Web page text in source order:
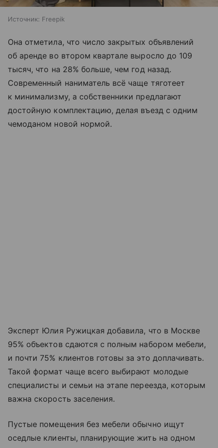
Источник: Freepik
Она отметила, что число закрытых объявлений
об аренде во втором квартале выросло до 109
тысяч, что на 28% больше, чем год назад.
Современный наниматель всё чаще тяготеет
к минимализму, а собственники предлагают
достойную комплектацию, делая въезд с одним
чемоданом новой нормой.
Эксперт Юлия Ружицкая добавила, что в Москве
95% объектов сдаются с полным набором мебели,
и почти 75% клиентов готовы за это доплачивать.
Такой формат чаще всего выбирают молодые
специалисты и семьи на этапе переезда, которым
важна скорость заселения.
Пустые помещения без мебели обычно ищут
оседлые клиенты, планирующие жить на одном